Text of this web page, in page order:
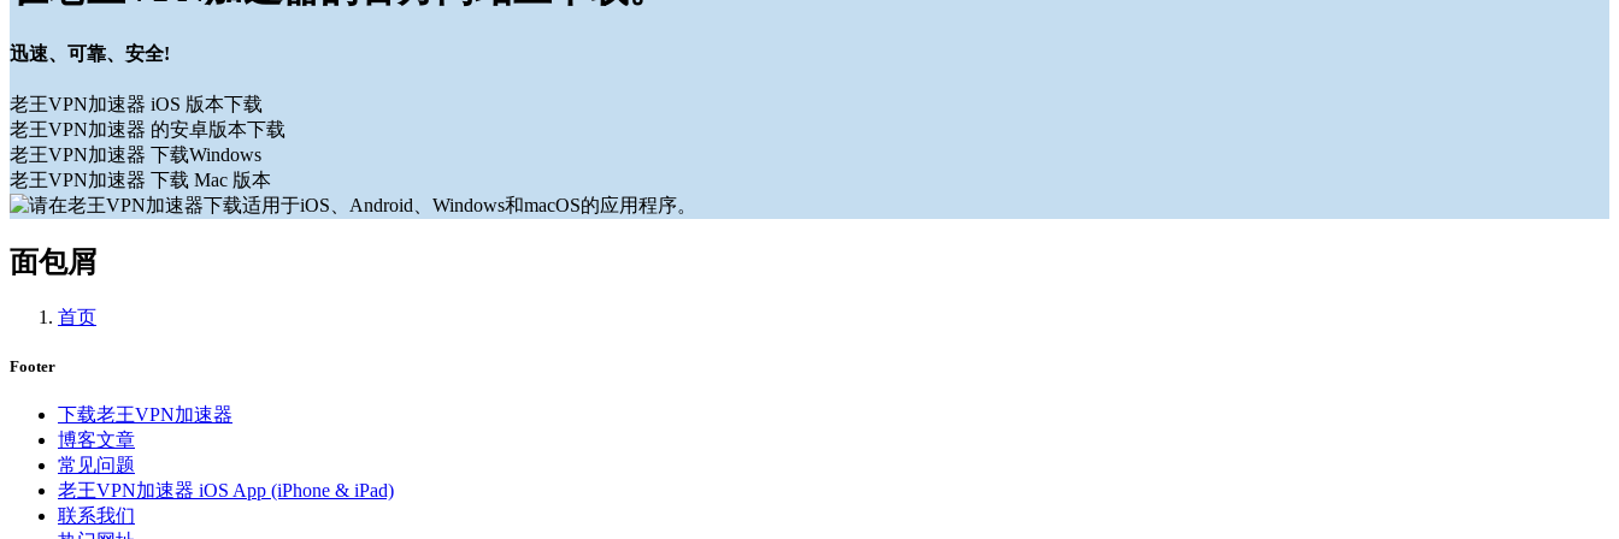
迅速、可靠、安全!
老王VPN加速器 iOS 版本下载
老王VPN加速器 的安卓版本下载
老王VPN加速器 下载Windows
老王VPN加速器 下载 Mac 版本
面包屑
首页
Footer
下载老王VPN加速器
博客文章
常见问题
老王VPN加速器 iOS App (iPhone & iPad)
联系我们